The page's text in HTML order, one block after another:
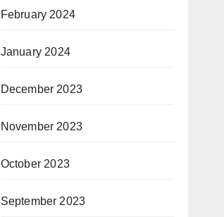
February 2024
January 2024
December 2023
November 2023
October 2023
September 2023